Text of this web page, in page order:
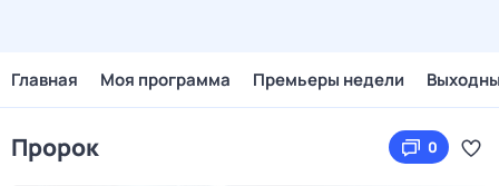
Главная Моя программа Премьеры недели
Пророк 0